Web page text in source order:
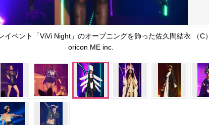
イベント「ViVi Night」のオープニングを飾った佐久間結衣 （C）
oricon ME inc.